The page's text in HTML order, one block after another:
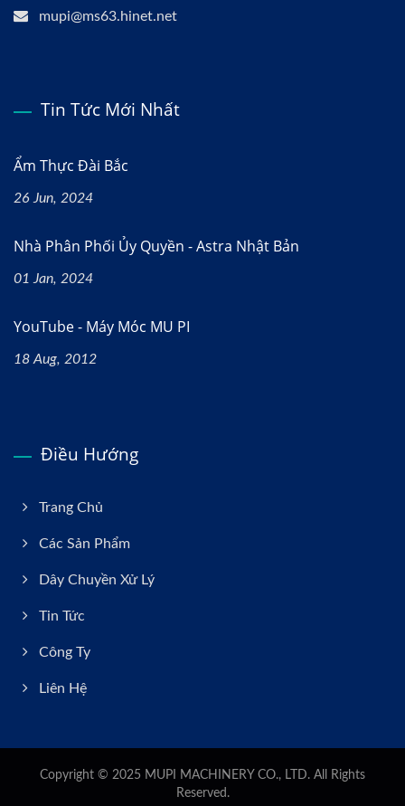
mupi@ms63.hinet.net
Tin Tức Mới Nhất
Ẩm Thực Đài Bắc
26 Jun, 2024
Nhà Phân Phối Ủy Quyền - Astra Nhật Bản
01 Jan, 2024
YouTube - Máy Móc MU PI
18 Aug, 2012
Điều Hướng
Trang Chủ
Các Sản Phẩm
Dây Chuyền Xử Lý
Tin Tức
Công Ty
Liên Hệ
Copyright © 2025 MUPI MACHINERY CO., LTD. All Rights
Reserved.